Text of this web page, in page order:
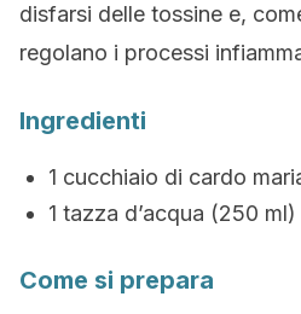
disfarsi delle tossine e,
regolano i processi
Ingredienti
1 cucchiaio di cardo
1 tazza d’acqua (250 ml)
Come si prepara